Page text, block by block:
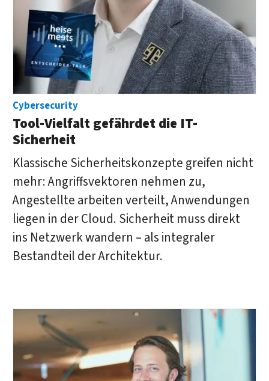
Cybersecurity
Tool-Vielfalt gefährdet die IT-
Sicherheit
Klassische Sicherheitskonzepte greifen nicht
mehr: Angriffsvektoren nehmen zu,
Angestellte arbeiten verteilt, Anwendungen
liegen in der Cloud. Sicherheit muss direkt
ins Netzwerk wandern – als integraler
Bestandteil der Architektur.